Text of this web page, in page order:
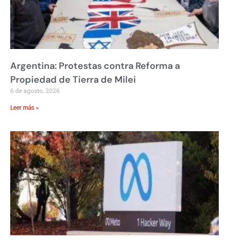
Argentina: Protestas contra Reforma a
Propiedad de Tierra de Milei
6 de agosto, 2026
Leer más »